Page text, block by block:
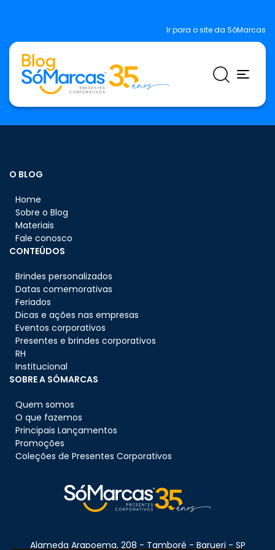
Ir para o site da SóMarcas
O BLOG
Home
Sobre o Blog
Materiais
Fale conosco
CONTEÚDOS
Brindes personalizados
Datas comemorativas
Feriados
Dicas e ações nas empresas
Eventos corporativos
Presentes e brindes corporativos
RH
Institucional
SOBRE A SÓMARCAS
Quem somos
O que fazemos
Principais Lançamentos
Promoções
Coleções de Presentes Corporativos
Alameda Arapoema, 208 - Tamboré - Barueri - SP